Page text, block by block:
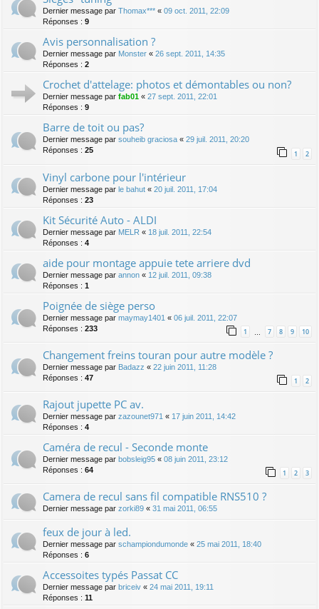
Dernier message par Thomax*** « 09 oct. 2011, 22:09
Réponses : 9
Avis personnalisation ?
Dernier message par Monster « 26 sept. 2011, 14:35
Réponses : 2
Crochet d'attelage: photos et démontables ou non?
Dernier message par fab01 « 27 sept. 2011, 22:01
Réponses : 9
Barre de toit ou pas?
Dernier message par souheib graciosa « 29 juil. 2011, 20:20
Réponses : 25 1 2
Vinyl carbone pour l'intérieur
Dernier message par le bahut « 20 juil. 2011, 17:04
Réponses : 23
Kit Sécurité Auto - ALDI
Dernier message par MELR « 18 juil. 2011, 22:54
Réponses : 4
aide pour montage appuie tete arriere dvd
Dernier message par annon « 12 juil. 2011, 09:38
Réponses : 1
Poignée de siège perso
Dernier message par maymay1401 « 06 juil. 2011, 22:07
Réponses : 233 1 7 8 9 10
Changement freins touran pour autre modèle ?
Dernier message par Badazz « 22 juin 2011, 11:28
Réponses : 47 1 2
Rajout jupette PC av.
Dernier message par zazounet971 « 17 juin 2011, 14:42
Réponses : 4
Caméra de recul - Seconde monte
Dernier message par bobsleig95 « 08 juin 2011, 23:12
Réponses : 64 1 2 3
Camera de recul sans fil compatible RNS510 ?
Dernier message par zorki89 « 31 mai 2011, 06:55
feux de jour à led.
Dernier message par schampiondumonde « 25 mai 2011, 18:40
Réponses : 6
Accessoites typés Passat CC
Dernier message par briceiv « 24 mai 2011, 19:11
Réponses : 11